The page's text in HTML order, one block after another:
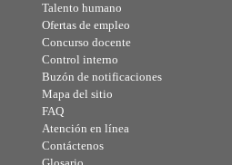
Talento humano
Ofertas de empleo
Concurso docente
Control interno
Buzón de notificaciones
Mapa del sitio
FAQ
Atención en línea
Contáctenos